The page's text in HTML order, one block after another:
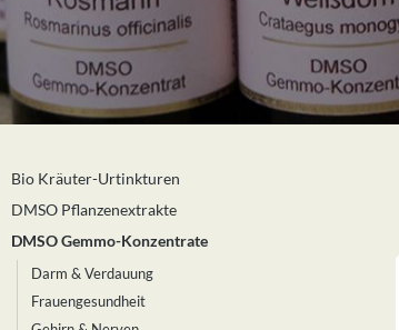
Bio Kräuter-Urtinkturen
DMSO Pflanzenextrakte
DMSO Gemmo-Konzentrate
Darm & Verdauung
Frauengesundheit